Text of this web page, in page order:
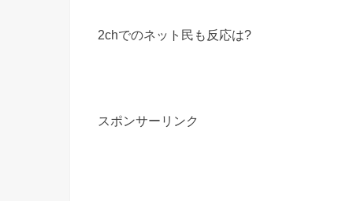
2chでのネット民も反応は?
スポンサーリンク